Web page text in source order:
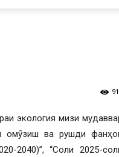
экология мизи
омӯзиш ва рушди
2040)”, “Соли 2025-